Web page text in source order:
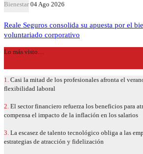
Bienestar 04 Ago 2026
Reale Seguros consolida su apuesta por el
voluntariado corporativo
Lo más visto…
1. Casi la mitad de los profesionales afronta el
flexibilidad laboral
2. El sector financiero refuerza los beneficios para
compensa el impacto de la inflación en los salarios
3. La escasez de talento tecnológico obliga a las
estrategias de atracción y fidelización